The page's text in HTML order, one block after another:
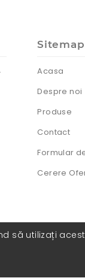
Sitemap
Acasa
Despre noi
Produse
Contact
Formular
Cerere
să utilizați